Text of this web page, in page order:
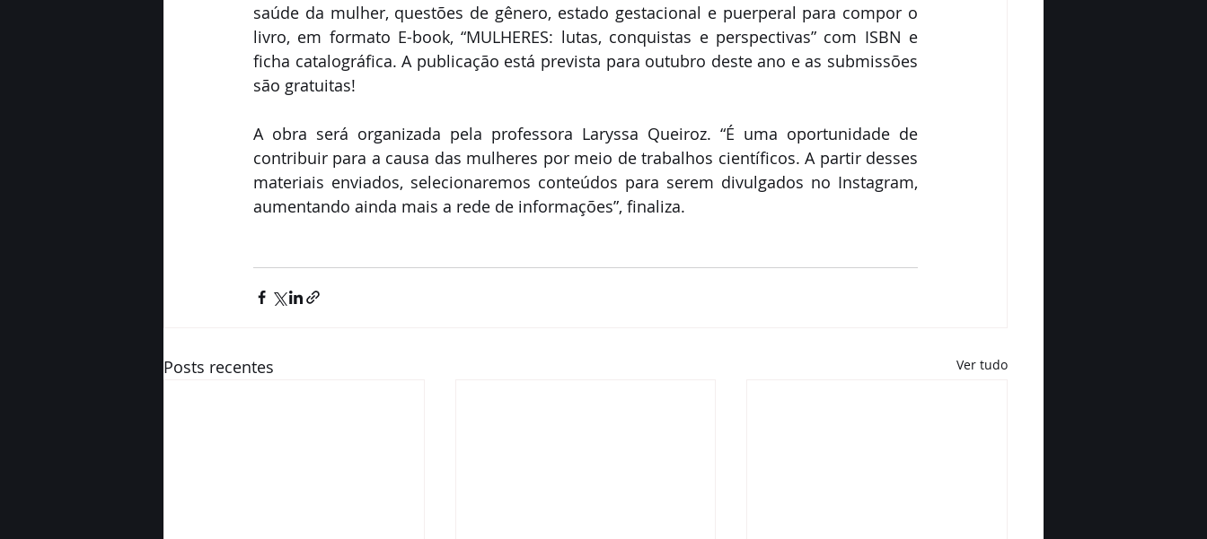
saúde da mulher, questões de gênero, estado gestacional e puerperal para compor o
livro, em formato E-book, “MULHERES: lutas, conquistas e perspectivas” com ISBN e
ficha catalográfica. A publicação está prevista para outubro deste ano e as submissões
são gratuitas!
A obra será organizada pela professora Laryssa Queiroz. “É uma oportunidade de
contribuir para a causa das mulheres por meio de trabalhos científicos. A partir desses
materiais enviados, selecionaremos conteúdos para serem divulgados no Instagram,
aumentando ainda mais a rede de informações”, finaliza.
Posts recentes Ver tudo